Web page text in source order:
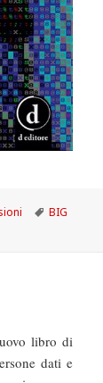
Tag
BIG
libro di
dati e